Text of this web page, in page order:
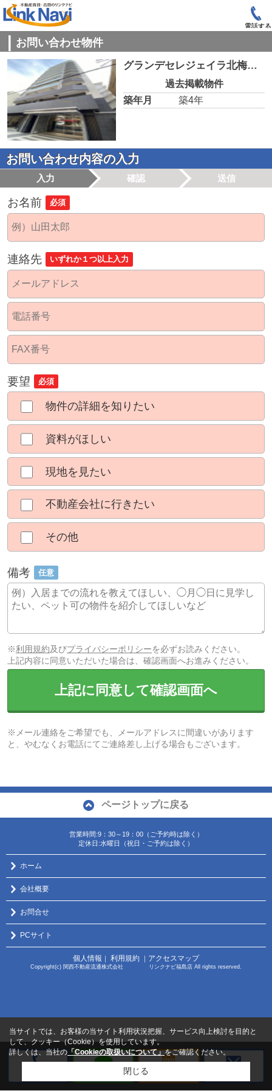
電話する
お問い合わせ物件
グランデセレジェイラ北梅田ミラージュ
過去掲載物件
築年月
築4年
お問い合わせ内容の入力
入力 確認 送信
お名前 必須
連絡先 いずれか１つ以上入力
要望 必須
物件の詳細を知りたい
資料がほしい
現地を見たい
不動産会社に行きたい
その他
備考 任意
※利用規約及びプライバシーポリシーを必ずお読みください。
上記内容に同意いただいた場合は、確認画面へお進みください。
上記に同意して確認画面へ
※メール連絡をご希望でも、メールアドレスに間違いがあります
と、やむなくお電話にてご連絡差し上げる場合もございます。
ページトップに戻る
営業時間:9：30～19：00（ご予約時は除く）
定休日:水曜日（祝日・ご予約は除く）
ホーム
会社概要
お問合せ
PCサイト
個人情報 ｜ 利用規約 ｜ アクセスマップ
Copyright(c) 関西不動産流通株式会社 リンクナビ福島店 All rights reserved.
当サイトでは、お客様の当サイト利用状況把握、サービス向上検討を目的と
して、クッキー（Cookie）を使用しています。
詳しくは、当社の 「Cookieの取扱いについて」をご確認ください。
閉じる